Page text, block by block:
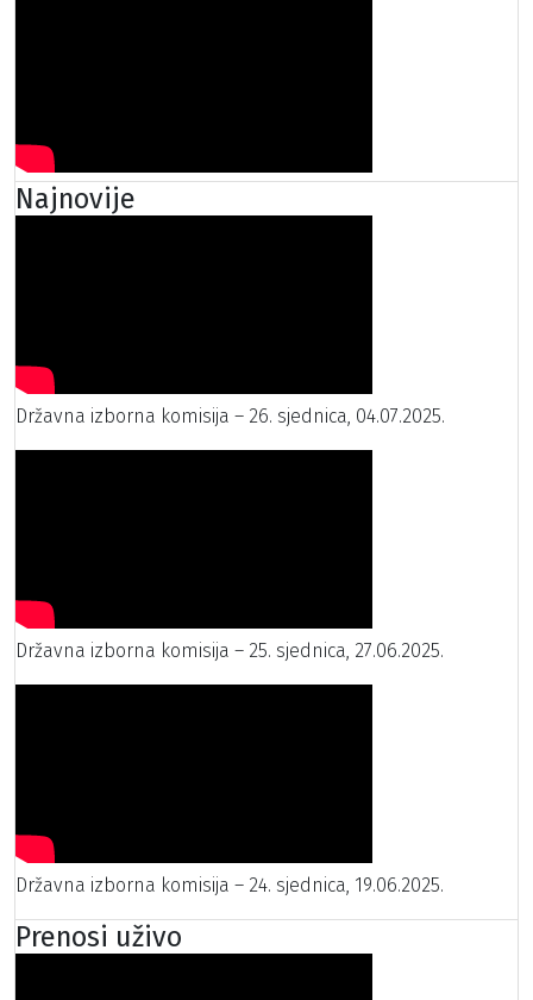
Najnovije
Državna izborna komisija – 26. sjednica, 04.07.2025.
Državna izborna komisija – 25. sjednica, 27.06.2025.
Državna izborna komisija – 24. sjednica, 19.06.2025.
Prenosi uživo